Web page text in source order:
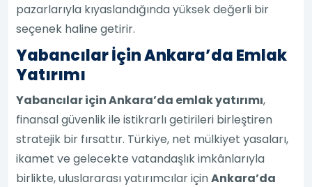
pazarlarıyla kıyaslandığında yüksek değerli bir
seçenek haline getirir.
Yabancılar İçin Ankara’da Emlak
Yatırımı
Yabancılar için Ankara’da emlak yatırımı,
finansal güvenlik ile istikrarlı getirileri birleştiren
stratejik bir fırsattır. Türkiye, net mülkiyet yasaları,
ikamet ve gelecekte vatandaşlık imkânlarıyla
birlikte, uluslararası yatırımcılar içinAnkara’da